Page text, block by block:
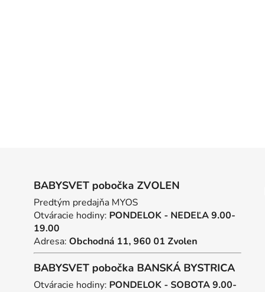
BABYSVET pobočka ZVOLEN
Predtým predajňa MYOS
Otváracie hodiny: PONDELOK - NEDEĽA 9.00-
19.00
Adresa: Obchodná 11, 960 01 Zvolen
BABYSVET pobočka BANSKÁ BYSTRICA
Otváracie hodiny: PONDELOK - SOBOTA 9.00-